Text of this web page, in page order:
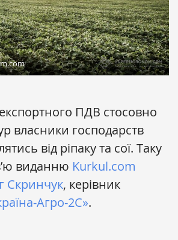
ПДВ стосовно
власники господарств
від ріпаку та сої. Таку
виданню Kurkul.com
Скринчук, керівник
Агро-2С».